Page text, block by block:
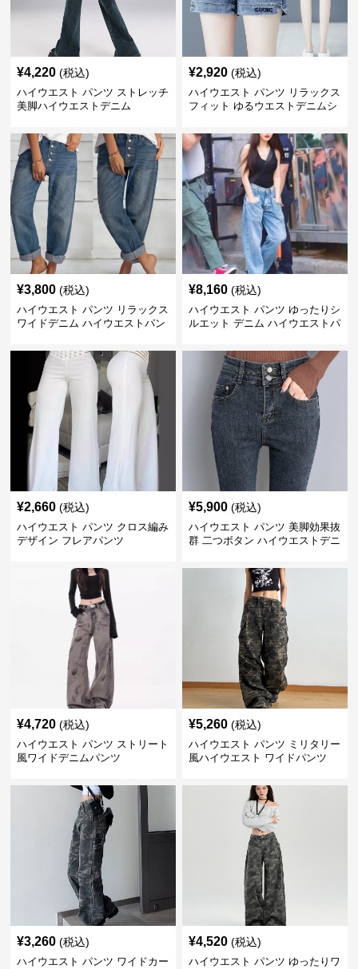
¥4,220 (税込)
ハイウエスト パンツ ストレッチ
美脚ハイウエストデニム
¥2,920 (税込)
ハイウエスト パンツ リラックス
フィット ゆるウエストデニムシ
¥3,800 (税込)
ハイウエスト パンツ リラックス
ワイドデニム ハイウエストパン
¥8,160 (税込)
ハイウエスト パンツ ゆったりシ
ルエット デニム ハイウエストパ
¥2,660 (税込)
ハイウエスト パンツ クロス編み
デザイン フレアパンツ
¥5,900 (税込)
ハイウエスト パンツ 美脚効果抜
群 二つボタン ハイウエストデニ
¥4,720 (税込)
ハイウエスト パンツ ストリート
風ワイドデニムパンツ
¥5,260 (税込)
ハイウエスト パンツ ミリタリー
風ハイウエスト ワイドパンツ
¥3,260 (税込)
ハイウエスト パンツ ワイドカー
¥4,520 (税込)
ハイウエスト パンツ ゆったりワ